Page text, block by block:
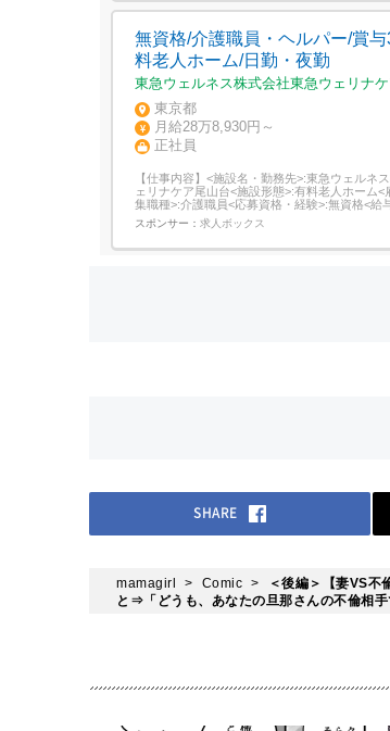
業へ/空港運営...
無資格/介護職員・ヘルパー/賞
料老人ホーム/日勤・夜勤
東急ウェルネス株式会社東急ウェリナ
東京都
月給28万8,930円～
正社員
【仕事内容】<施設名・勤務先>:東急ウェルネ
ェリナケア尾山台<施設形態>:有料老人ホーム<
集職種>:介護職員<応募資格・経験>:無資格<給
>288,930円- 残業5時間分、夜勤手当(5,000円/回
善加算手当、東京都居住支援手当を含む 経験・
スポンサー： 求人ボックス
SHARE
mamagirl Comic
＜後編＞【妻VS不
と⇒「どうも、あなたの旦那さんの不倫相